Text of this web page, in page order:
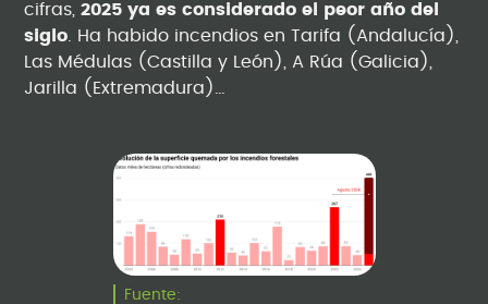
cifras,2025 ya es considerado el peor año del
siglo . Ha habido incendios en Tarifa (Andalucía),
Las Médulas (Castilla y León), A Rúa (Galicia),
Jarilla (Extremadura)…
Fuente: